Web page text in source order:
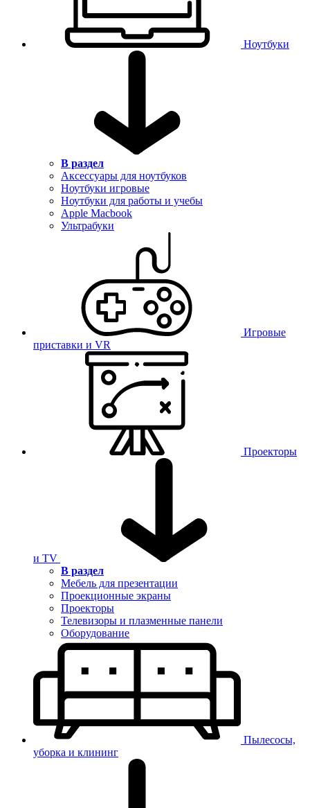
Ноутбуки
В раздел
Аксессуары для ноутбуков
Ноутбуки игровые
Ноутбуки для работы и учебы
Apple Macbook
Ультрабуки
Игровые
приставки и VR
Проекторы
и TV
В раздел
Мебель для презентации
Проекционные экраны
Проекторы
Телевизоры и плазменные панели
Оборудование
Пылесосы,
уборка и клининг